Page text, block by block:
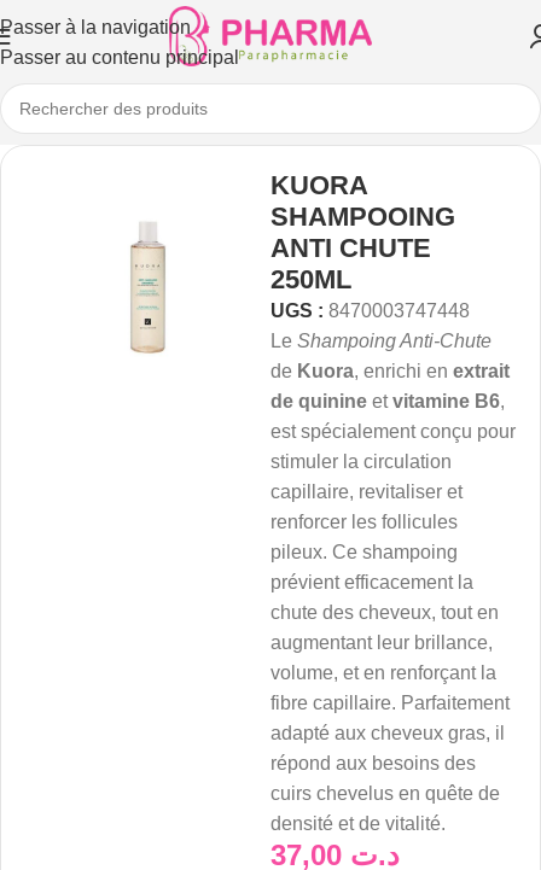
Passer à la navigation
Passer au contenu principal
KUORA
SHAMPOOING
ANTI CHUTE
250ML
UGS : 8470003747448
Le Shampoing Anti-Chute
de Kuora, enrichi en extrait
de quinine etvitamine B6,
est spécialement conçu pour
stimuler la circulation
capillaire, revitaliser et
renforcer les follicules
pileux. Ce shampoing
prévient efficacement la
chute des cheveux, tout en
augmentant leur brillance,
volume, et en renforçant la
fibre capillaire. Parfaitement
adapté aux cheveux gras, il
répond aux besoins des
cuirs chevelus en quête de
densité et de vitalité.
د.ت